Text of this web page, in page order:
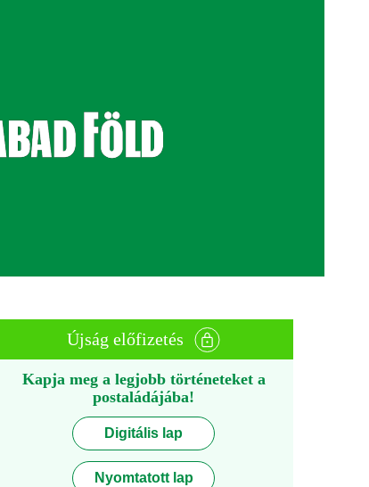
Újság előfizetés
Kapja meg a legjobb történeteket a
postaládájába!
Digitális lap
Nyomtatott lap